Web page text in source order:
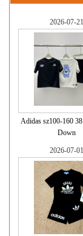
2026-07-21
Adidas sz100-160 38
Down
2026-07-01